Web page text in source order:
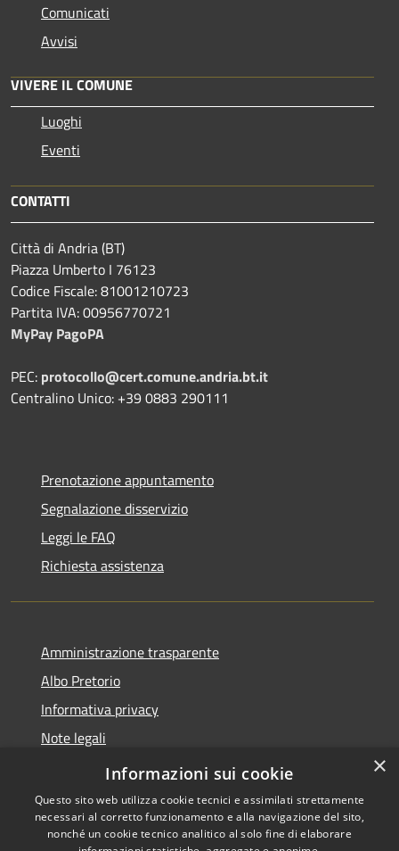
Comunicati
Avvisi
VIVERE IL COMUNE
Luoghi
Eventi
CONTATTI
Città di Andria (BT)
Piazza Umberto I 76123
Codice Fiscale: 81001210723
Partita IVA: 00956770721
MyPay PagoPA
PEC: protocollo@cert.comune.andria.bt.it
Centralino Unico: +39 0883 290111
Prenotazione appuntamento
Segnalazione disservizio
Leggi le FAQ
Richiesta assistenza
Amministrazione trasparente
Albo Pretorio
Informativa privacy
Note legali
Dichiarazione di accessibilità
×
Informazioni sui cookie
Questo sito web utilizza cookie tecnici e assimilati strettamente
necessari al corretto funzionamento e alla navigazione del sito,
nonché un cookie tecnico analitico al solo fine di elaborare